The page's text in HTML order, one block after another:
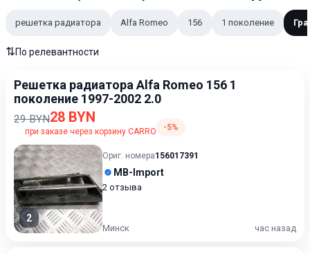
решетка радиатора Alfa Romeo 156 1 поколение
⇅По релевантности
Решетка радиатора Alfa Romeo 156 1
поколение 1997-2002 2.0
29 BYN28 BYN
при заказе через корзину CARRO -5%
2
Ориг. номера156017391
MB-Import
2 отзыва
Минск час назад